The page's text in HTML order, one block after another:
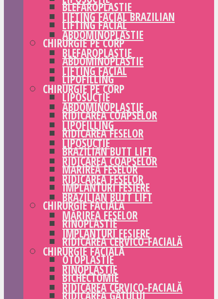
BLEFAROPLASTIE
LIFTING FACIAL
CHIRURGIE PE CORP
ABDOMINOPLASTIE
LIPOFILLING
LIPOSUCȚIE
RIDICAREA COAPSELOR
RIDICAREA FESELOR
BRAZILIAN BUTT LIFT
MĂRIREA FESELOR
IMPLANTURI FESIERE
CHIRURGIE FACIALĂ
RINOPLASTIE
RIDICAREA CERVICO-FACIALĂ
OTOPLASTIE
BICHECTOMIE
RIDICAREA GÂTULUI
LIFTING FACIAL BRAZILIAN
ABDOMINOPLASTIE
BLEFAROPLASTIE
LIFTING FACIAL
CHIRURGIE PE CORP
ABDOMINOPLASTIE
LIPOFILLING
LIPOSUCȚIE
RIDICAREA COAPSELOR
RIDICAREA FESELOR
BRAZILIAN BUTT LIFT
MĂRIREA FESELOR
IMPLANTURI FESIERE
CHIRURGIE FACIALĂ
RINOPLASTIE
RIDICAREA CERVICO-FACIALĂ